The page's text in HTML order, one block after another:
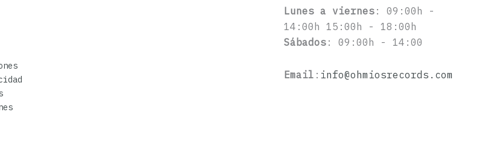
Lunes a viernes: 09:00h -
14:00h 15:00h - 18:00h
Sábados: 09:00h - 14:00
Email : info@ohmiosrecords.com